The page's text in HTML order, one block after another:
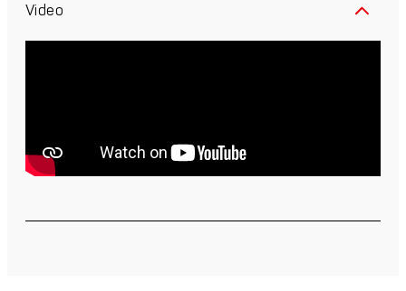
Video